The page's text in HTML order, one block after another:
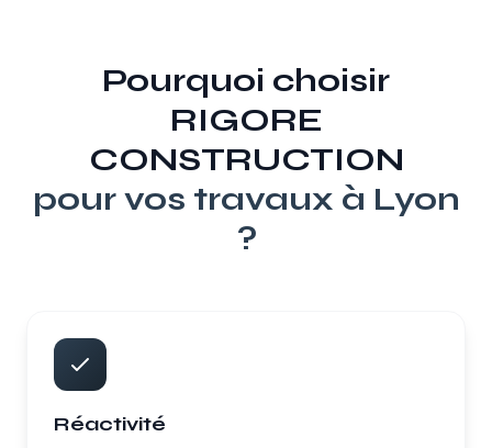
Pourquoi choisir
RIGORE
CONSTRUCTION
pour vos travaux à Lyon
?
Réactivité